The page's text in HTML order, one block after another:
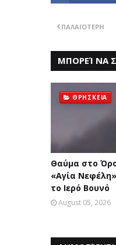
ΠΑΛΑΙΌΤΕΡΗ
ΜΠΟΡΕΊ ΝΑ
ΘΡΗΣΚΕΙΑ
Θαύμα στο
«Aγία
το Iερό Bουνό
August 05, 2026